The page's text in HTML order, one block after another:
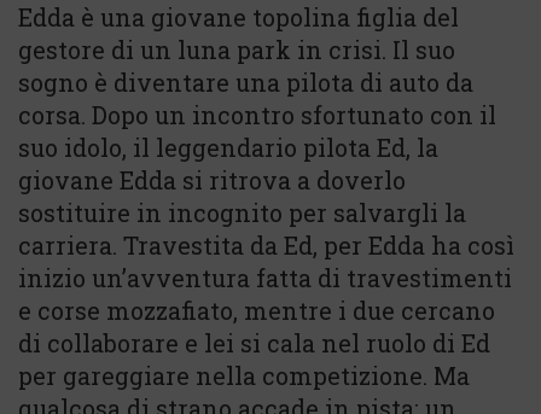
Edda è una giovane topolina figlia del
gestore di un luna park in crisi. Il suo
sogno è diventare una pilota di auto da
corsa. Dopo un incontro sfortunato con il
suo idolo, il leggendario pilota Ed, la
giovane Edda si ritrova a doverlo
sostituire in incognito per salvargli la
carriera. Travestita da Ed, per Edda ha così
inizio un’avventura fatta di travestimenti
e corse mozzafiato, mentre i due cercano
di collaborare e lei si cala nel ruolo di Ed
per gareggiare nella competizione. Ma